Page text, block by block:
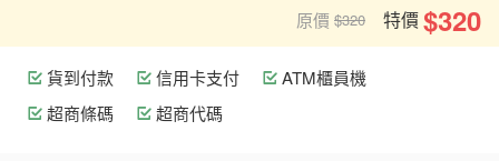
原價 $320 特價$320
貨到付款 信用卡支付
ATM櫃員機
超商條碼
超商代碼